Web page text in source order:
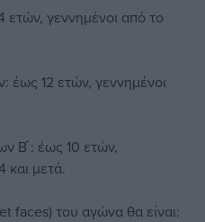
γεννημένοι από το
12 ετών, γεννημένοι
Β ́: έως 10 ετών,
και μετά.
faces) του αγώνα θα είναι: